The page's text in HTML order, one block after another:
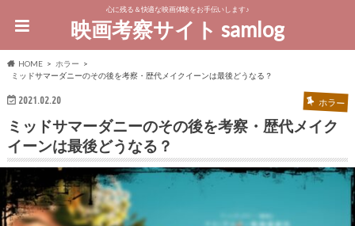
心に残る＆快適な映画体験をお手伝いします♪
映画考察サイト samlog
HOME
ホラー
ミッドサマーダニーのその後を考察・歴代メイクイーンは最後どうなる？
2021.02.20 ホラー
ミッドサマーダニーのその後を考察・歴代メイク
イーンは最後どうなる？